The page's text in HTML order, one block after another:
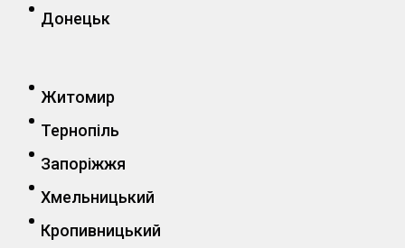
Донецьк
Житомир
Тернопіль
Запоріжжя
Хмельницький
Кропивницький